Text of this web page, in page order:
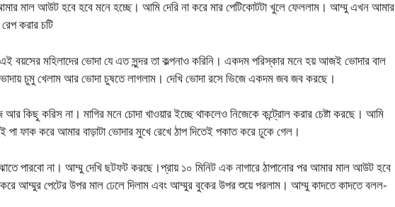
মাল আউট হবে হবে মনে হচ্ছে। আমি দেরি না করে মার পেটিকোটটা খুলে ফেললাম। আম্মু এখন আমার
করার চটি
বয়সের মহিলাদের ভোদা যে এত সুন্দর তা কল্পনাও করিনি। একদম পরিস্কার মনে হয় আজই ভোদার বাল
চুমু খেলাম আর ভোদা চুষতে লাগলাম। দেখি ভোদা রসে ভিজে একদম জব জব করছে।
কিছু করিস না। মাগির মনে চোদা খাওয়ার ইচ্ছে থাকলেও নিজেকে কন্ট্রোল করার চেষ্টা করছে। আমি
ফাক করে আমার বাড়াটা ভোদার মুখে রেখে ঠাপ দিতেই পকাত করে ঢুকে গেল।
পারবো না। আম্মু দেখি ছটফট করছে।প্রায় ১০ মিনিট এক নাগারে ঠাপানোর পর আমার মাল আউট হবে
আম্মুর পেটের উপর মাল ঢেলে দিলাম এবং আম্মুর বুকের উপর শুয়ে পরলাম। আম্মু কাদতে কাদতে বলল-